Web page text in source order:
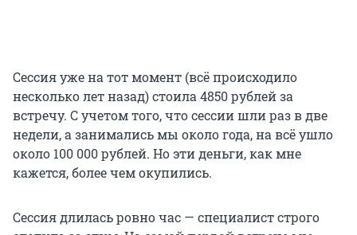
Сессия уже на тот момент (всё происходило
несколько лет назад) стоила4850 рублейза
встречу. С учетом того, что сессии шли раз в две
недели, а занимались мы около года, на всё ушло
около 100 000 рублей. Но эти деньги, как мне
кажется, более чем окупились.
Сессия длилась ровно час — специалист строго